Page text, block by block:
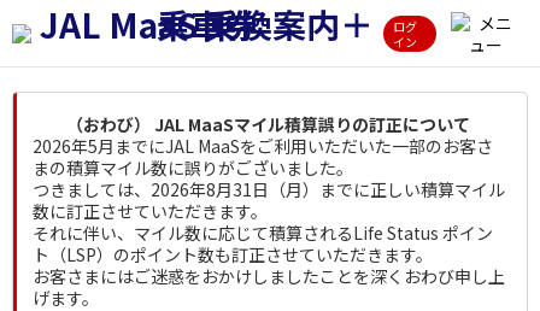
ログ
イン
（おわび） JAL MaaSマイル積算誤りの訂正について
2026年5月までにJAL MaaSをご利用いただいた一部のお客さ
まの積算マイル数に誤りがございました。
つきましては、2026年8月31日（月）までに正しい積算マイル
数に訂正させていただきます。
それに伴い、マイル数に応じて積算されるLife Status ポイン
ト（LSP）のポイント数も訂正させていただきます。
お客さまにはご迷惑をおかけしましたことを深くおわび申し上
げます。